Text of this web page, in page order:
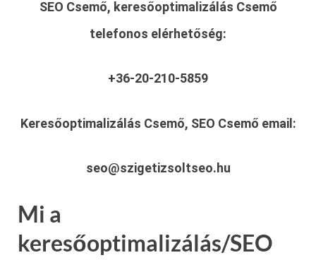
SEO Csemő, keresőoptimalizálás Csemő
telefonos elérhetőség:
+36-20-210-5859
Keresőoptimalizálás Csemő, SEO Csemő email:
seo@szigetizsoltseo.hu
Mi a
keresőoptimalizálás/SEO